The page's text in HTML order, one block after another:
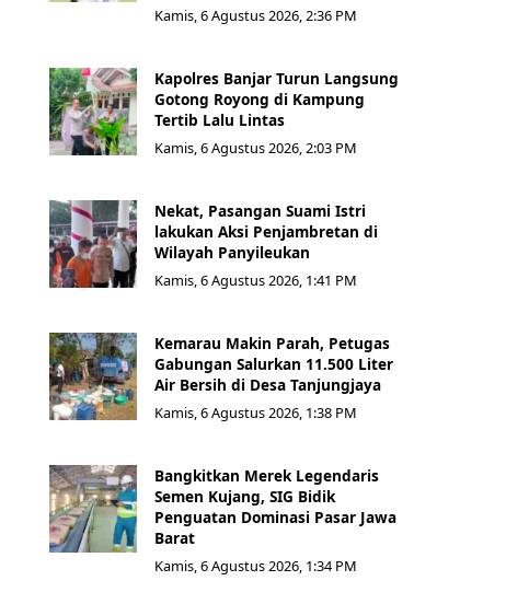
Kamis, 6 Agustus 2026, 2:36 PM
Kapolres Banjar Turun Langsung
Gotong Royong di Kampung
Tertib Lalu Lintas
Kamis, 6 Agustus 2026, 2:03 PM
Nekat, Pasangan Suami Istri
lakukan Aksi Penjambretan di
Wilayah Panyileukan
Kamis, 6 Agustus 2026, 1:41 PM
Kemarau Makin Parah, Petugas
Gabungan Salurkan 11.500 Liter
Air Bersih di Desa Tanjungjaya
Kamis, 6 Agustus 2026, 1:38 PM
Bangkitkan Merek Legendaris
Semen Kujang, SIG Bidik
Penguatan Dominasi Pasar Jawa
Barat
Kamis, 6 Agustus 2026, 1:34 PM